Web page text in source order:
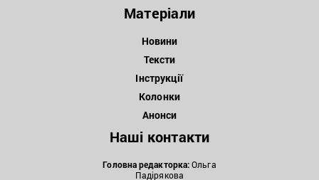
Матеріали
Новини
Тексти
Інструкції
Колонки
Анонси
Наші контакти
Головна редакторка:Ольга
Падірякова